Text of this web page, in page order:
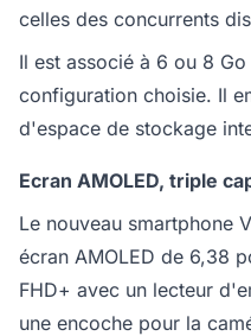
celles des concurrents
Il est associé à 6 ou 8
configuration choisie. Il
d'espace de stockage
Ecran AMOLED, triple
Le nouveau smartphone
écran AMOLED de 6,38
FHD+ avec un lecteur
une encoche pour la